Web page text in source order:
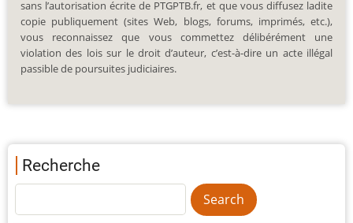
sans l’autorisation écrite de PTGPTB.fr, et que vous diffusez ladite
copie publiquement (sites Web, blogs, forums, imprimés, etc.),
vous reconnaissez que vous commettez délibérément une
violation des lois sur le droit d’auteur, c’est-à-dire un acte illégal
passible de poursuites judiciaires.
Recherche